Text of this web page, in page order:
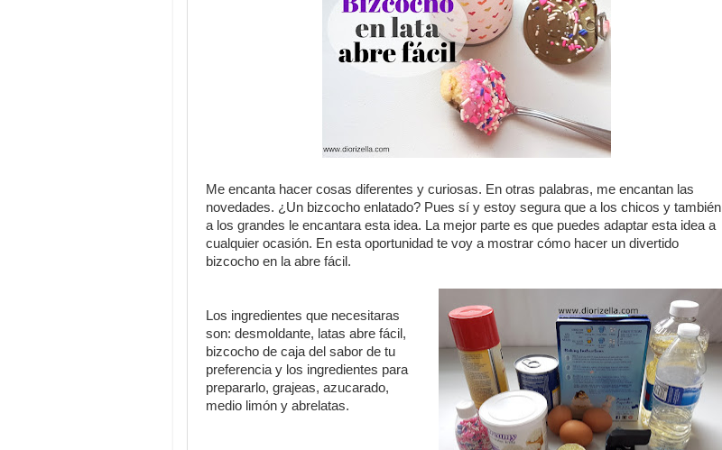
Me encanta hacer cosas diferentes y curiosas. En otras palabras, me encantan las
novedades. ¿Un bizcocho enlatado? Pues sí y estoy segura que a los chicos y también
a los grandes le encantara esta idea. La mejor parte es que puedes adaptar esta idea a
cualquier ocasión. En esta oportunidad te voy a mostrar cómo hacer un divertido
bizcocho en la abre fácil.
Los ingredientes que necesitaras
son: desmoldante, latas abre fácil,
bizcocho de caja del sabor de tu
preferencia y los ingredientes para
prepararlo, grajeas, azucarado,
medio limón y abrelatas.